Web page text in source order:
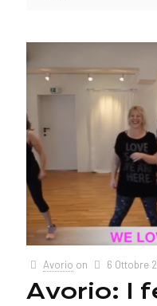
Avorio on 6 Ottobre
Avorio: I